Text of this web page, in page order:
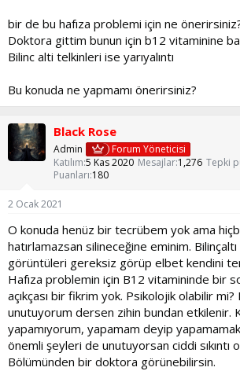
bir de bu hafıza problemi için ne
Doktora gittim bunun için b12 vitaminine
Bilinc alti telkinleri ise yarıyalıntı
Bu konuda ne yapmamı önerirsiniz?
Black Rose
Admin
Forum Yöneticisi
Katılım 5 Kas 2020 Mesajlar 1,276 Tepki
Puanları 180
2 Ocak 2021
O konuda henüz bir tecrübem yok ama
hatırlamazsan silineceğine eminim.
görüntüleri gereksiz görüp elbet kendini
Hafıza problemin için B12 vitamininde bir
açıkçası bir fikrim yok. Psikolojik olabilir
unutuyorum dersen zihin bundan etkilenir.
yapamıyorum, yapamam deyip
önemli şeyleri de unutuyorsan ciddi sıkıntı
Bölümünden bir doktora görünebilirsin.